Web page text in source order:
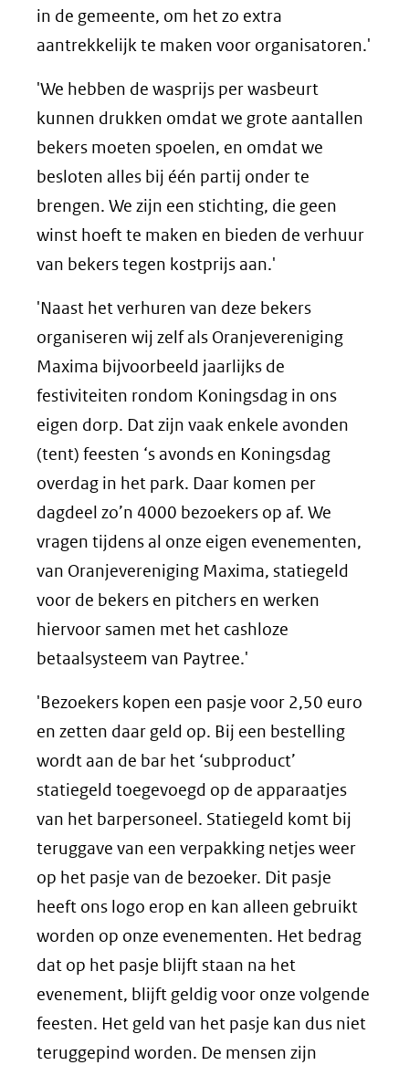
in de gemeente, om het zo extra
aantrekkelijk te maken voor organisatoren.'
'We hebben de wasprijs per wasbeurt
kunnen drukken omdat we grote aantallen
bekers moeten spoelen, en omdat we
besloten alles bij één partij onder te
brengen. We zijn een stichting, die geen
winst hoeft te maken en bieden de verhuur
van bekers tegen kostprijs aan.'
'Naast het verhuren van deze bekers
organiseren wij zelf als Oranjevereniging
Maxima bijvoorbeeld jaarlijks de
festiviteiten rondom Koningsdag in ons
eigen dorp. Dat zijn vaak enkele avonden
(tent) feesten ‘s avonds en Koningsdag
overdag in het park. Daar komen per
dagdeel zo’n 4000 bezoekers op af. We
vragen tijdens al onze eigen evenementen,
van Oranjevereniging Maxima, statiegeld
voor de bekers en pitchers en werken
hiervoor samen met het cashloze
betaalsysteem van Paytree.'
'Bezoekers kopen een pasje voor 2,50 euro
en zetten daar geld op. Bij een bestelling
wordt aan de bar het ‘subproduct’
statiegeld toegevoegd op de apparaatjes
van het barpersoneel. Statiegeld komt bij
teruggave van een verpakking netjes weer
op het pasje van de bezoeker. Dit pasje
heeft ons logo erop en kan alleen gebruikt
worden op onze evenementen. Het bedrag
dat op het pasje blijft staan na het
evenement, blijft geldig voor onze volgende
feesten. Het geld van het pasje kan dus niet
teruggepind worden. De mensen zijn